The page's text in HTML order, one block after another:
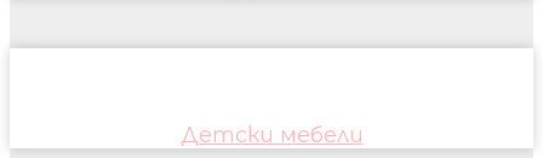
Детски мебели